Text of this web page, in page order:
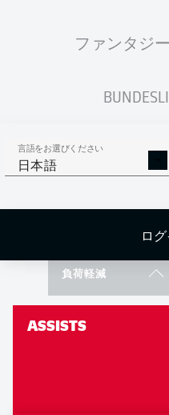
ファンタジ
言語をお選びください
日本語
ロ
8 THOMAS
負荷軽減
ASSISTS